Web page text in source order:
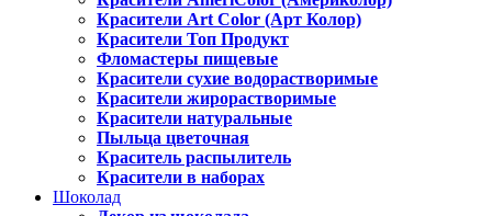
Красители Art Color (Арт Колор)
Красители Топ Продукт
Фломастеры пищевые
Красители сухие водорастворимые
Красители жирорастворимые
Красители натуральные
Пыльца цветочная
Краситель распылитель
Красители в наборах
Шоколад